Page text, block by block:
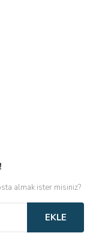
almak ister misiniz?
EKLE